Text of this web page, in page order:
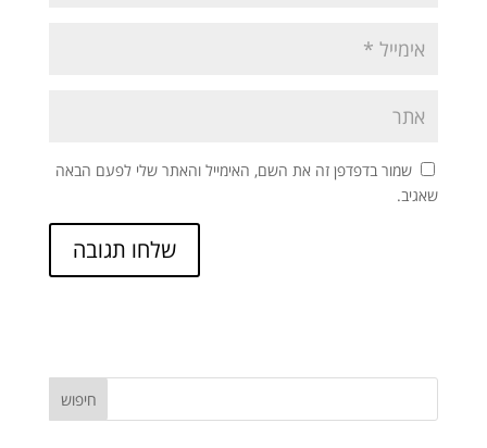
שמור בדפדפן זה את השם, האימייל והאתר שלי לפעם הבאה
שאגיב.